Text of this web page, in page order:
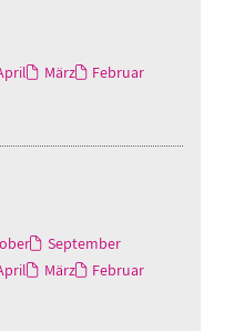
März
Februar
September
März
Februar